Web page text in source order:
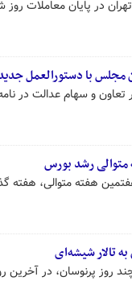
روز شنبه ۲۷ تیرماه با افت ۱۲۰ هزار واحدی
با دستورالعمل
تعاون و سهام عدالت در
رشد بورس
هفته متوالی، هفته
تالار شیشه‌ای
روز پرنوسان، در آخرین